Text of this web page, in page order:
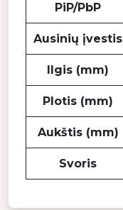
PiP/PbP
Ausinių įvestis
Ilgis (mm)
Plotis (mm)
Aukštis (mm)
Svoris